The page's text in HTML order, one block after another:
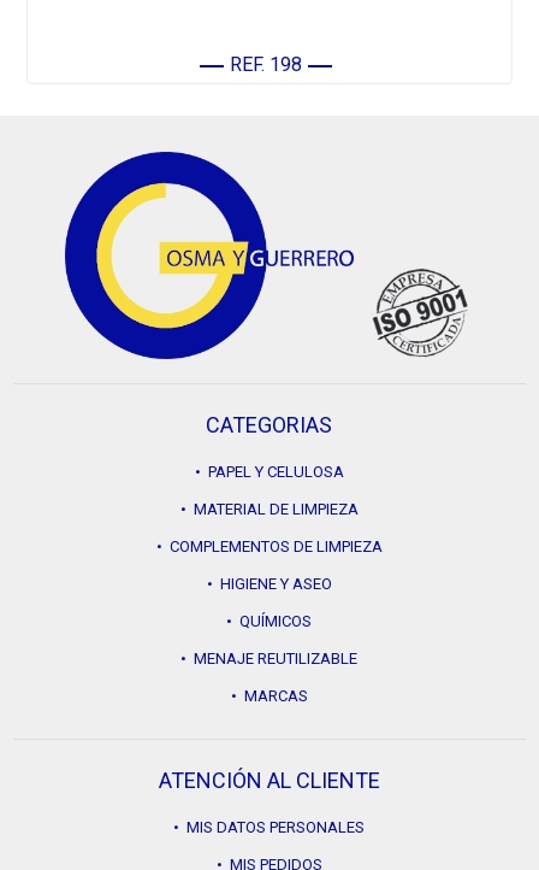
REF. 198
CATEGORIAS
• PAPEL Y CELULOSA
• MATERIAL DE LIMPIEZA
• COMPLEMENTOS DE LIMPIEZA
• HIGIENE Y ASEO
• QUÍMICOS
• MENAJE REUTILIZABLE
• MARCAS
ATENCIÓN AL CLIENTE
• MIS DATOS PERSONALES
• MIS PEDIDOS